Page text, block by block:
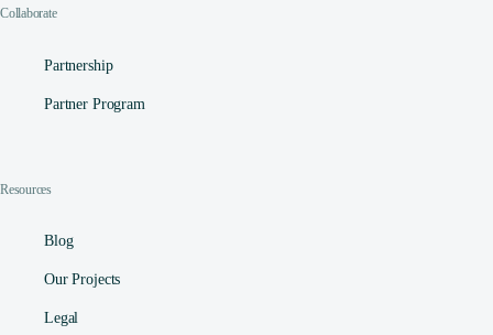
Collaborate
Partnership
Partner Program
Resources
Blog
Our Projects
Legal